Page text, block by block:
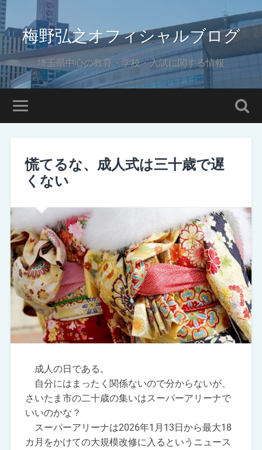
梅野弘之オフィシャルブログ
埼玉県中心の教育・学校・入試に関する情報
慌てるな、成人式は三十歳で遅
くない
成人の日である。
自分にはまったく関係ないので分からないが、
さいたま市の二十歳の集いはスーパーアリーナで
いいのかな？
スーパーアリーナは2026年1月13日から最大18
カ月をかけての大規模改修に入るというニュース